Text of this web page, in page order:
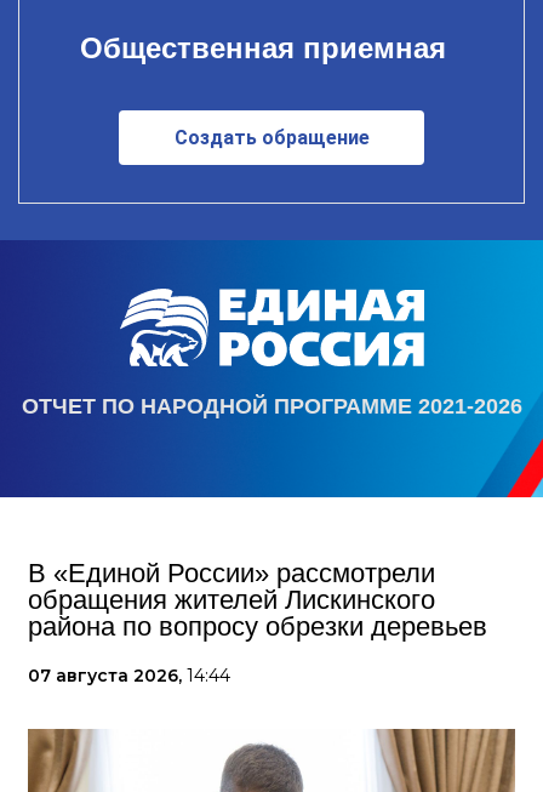
Общественная приемная
Создать обращение
ОТЧЕТ ПО НАРОДНОЙ ПРОГРАММЕ 2021-2026
В «Единой России» рассмотрели
обращения жителей Лискинского
района по вопросу обрезки деревьев
07 августа 2026, 14:44